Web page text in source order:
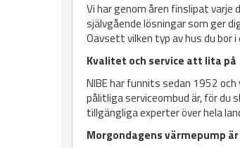
Vi har genom åren finslipat
självgående lösningar som ger
Oavsett vilken typ av hus du bor
Kvalitet och service att lita på
NIBE har funnits sedan 1952
pålitliga serviceombud är, för du
tillgängliga experter över hela
Morgondagens värmepump